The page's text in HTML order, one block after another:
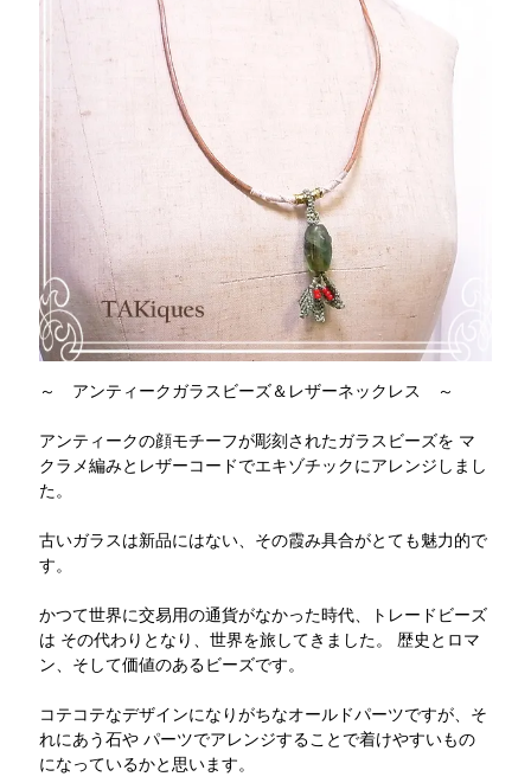
～ アンティークガラスビーズ＆レザーネックレス ～
アンティークの顔モチーフが彫刻されたガラスビーズを マ
クラメ編みとレザーコードでエキゾチックにアレンジしまし
た。
古いガラスは新品にはない、その霞み具合がとても魅力的で
す。
かつて世界に交易用の通貨がなかった時代、トレードビーズ
は その代わりとなり、世界を旅してきました。 歴史とロマ
ン、そして価値のあるビーズです。
コテコテなデザインになりがちなオールドパーツですが、そ
れにあう石や パーツでアレンジすることで着けやすいもの
になっているかと思います。